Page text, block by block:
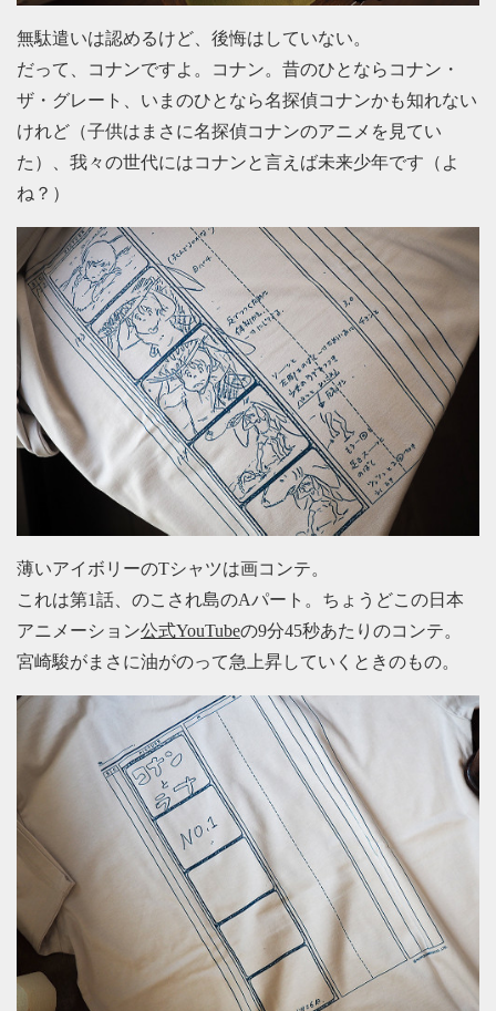
無駄遣いは認めるけど、後悔はしていない。
だって、コナンですよ。コナン。昔のひとならコナン・
ザ・グレート、いまのひとなら名探偵コナンかも知れない
けれど（子供はまさに名探偵コナンのアニメを見てい
た）、我々の世代にはコナンと言えば未来少年です（よ
ね？）
薄いアイボリーのTシャツは画コンテ。
これは第1話、のこされ島のAパート。ちょうどこの日本
アニメーション公式YouTubeの9分45秒あたりのコンテ。
宮崎駿がまさに油がのって急上昇していくときのもの。